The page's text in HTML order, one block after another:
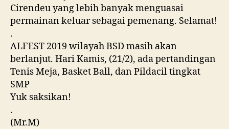
Cirendeu yang lebih banyak menguasai
permainan keluar sebagai pemenang. Selamat!
.
ALFEST 2019 wilayah BSD masih akan
berlanjut. Hari Kamis, (21/2), ada pertandingan
Tenis Meja, Basket Ball, dan Pildacil tingkat
SMP
Yuk saksikan!
.
(Mr.M)